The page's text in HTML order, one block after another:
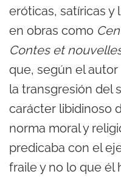
eróticas, satíricas y
en obras como
Contes et
que, según el
la transgresión del
carácter libidinoso
norma moral y
predicaba con el
fraile y no lo que él